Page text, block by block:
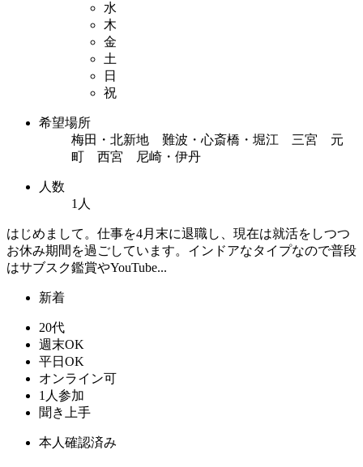
水
木
金
土
日
祝
希望場所
梅田・北新地 難波・心斎橋・堀江 三宮 元
町 西宮 尼崎・伊丹
人数
1人
はじめまして。仕事を4月末に退職し、現在は就活をしつつ
お休み期間を過ごしています。インドアなタイプなので普段
はサブスク鑑賞やYouTube...
新着
20代
週末OK
平日OK
オンライン可
1人参加
聞き上手
本人確認済み